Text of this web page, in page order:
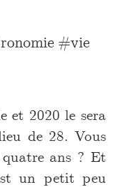
vie
et 2020 le sera
de 28. Vous
ans ? Et
un petit peu